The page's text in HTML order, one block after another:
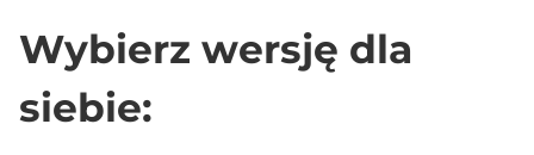
Wybierz wersję dla
siebie: